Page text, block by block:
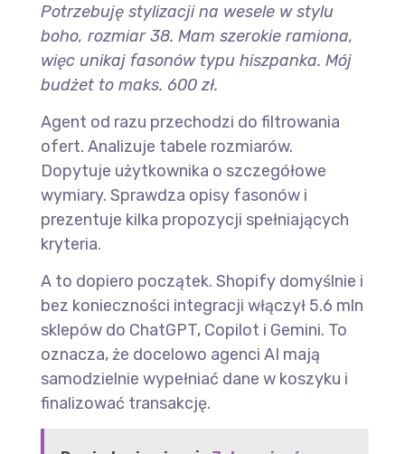
Potrzebuję stylizacji na wesele w stylu
boho, rozmiar 38. Mam szerokie ramiona,
więc unikaj fasonów typu hiszpanka. Mój
budżet to maks. 600 zł.
Agent od razu przechodzi do filtrowania
ofert. Analizuje tabele rozmiarów.
Dopytuje użytkownika o szczegółowe
wymiary. Sprawdza opisy fasonów i
prezentuje kilka propozycji spełniających
kryteria.
A to dopiero początek. Shopify domyślnie i
bez konieczności integracji włączył 5.6 mln
sklepów do ChatGPT, Copilot i Gemini. To
oznacza, że docelowo agenci AI mają
samodzielnie wypełniać dane w koszyku i
finalizować transakcję.